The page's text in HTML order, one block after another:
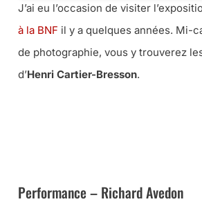
J’ai eu l’occasion de visiter
à la BNF il y a quelques années. Mi-
de photographie, vous y trouverez
d’Henri Cartier-Bresson.
Performance – Richard Avedon